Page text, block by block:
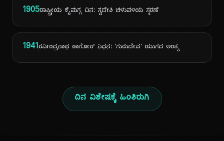
1905ರಾಷ್ಟ್ರೀಯ ಕೈಮಗ್ಗ ದಿನ: ಸ್ವದೇಶಿ ಚಳುವಳಿಯ ಸ್ಮರಣೆ
1941ರವೀಂದ್ರನಾಥ ಠಾಗೋರ್ ನಿಧನ: 'ಗುರುದೇವ' ಯುಗದ ಅಂತ್ಯ
ದಿನ ವಿಶೇಷಕ್ಕೆ ಹಿಂತಿರುಗಿ